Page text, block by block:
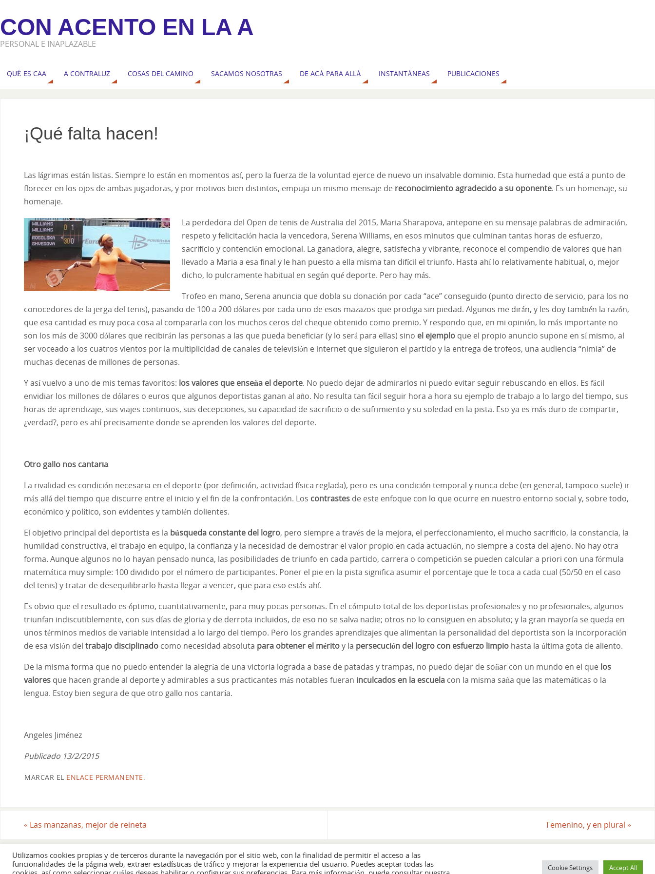
CON ACENTO EN LA A
PERSONAL E INAPLAZABLE
QUÉ ES CAA A CONTRALUZ COSAS DEL CAMINO SACAMOS NOSOTRAS DE ACÁ PARA ALLÁ INSTANTÁNEAS PUBLICACIONES
¡Qué falta hacen!
Las lágrimas están listas. Siempre lo están en momentos así, pero la fuerza de la voluntad ejerce de nuevo un insalvable dominio. Esta humedad que está a punto de
florecer en los ojos de ambas jugadoras, y por motivos bien distintos, empuja un mismo mensaje de reconocimiento agradecido a su oponente. Es un homenaje, su
homenaje.
La perdedora del Open de tenis de Australia del 2015, Maria Sharapova, antepone en su mensaje palabras de admiración,
respeto y felicitación hacia la vencedora, Serena Williams, en esos minutos que culminan tantas horas de esfuerzo,
sacrificio y contención emocional. La ganadora, alegre, satisfecha y vibrante, reconoce el compendio de valores que han
llevado a Maria a esa final y le han puesto a ella misma tan difícil el triunfo. Hasta ahí lo relativamente habitual, o, mejor
dicho, lo pulcramente habitual en según qué deporte. Pero hay más.
Trofeo en mano, Serena anuncia que dobla su donación por cada “ace” conseguido (punto directo de servicio, para los no
conocedores de la jerga del tenis), pasando de 100 a 200 dólares por cada uno de esos mazazos que prodiga sin piedad. Algunos me dirán, y les doy también la razón,
que esa cantidad es muy poca cosa al compararla con los muchos ceros del cheque obtenido como premio. Y respondo que, en mi opinión, lo más importante no
son los más de 3000 dólares que recibirán las personas a las que pueda beneficiar (y lo será para ellas) sino el ejemplo que el propio anuncio supone en sí mismo, al
ser voceado a los cuatros vientos por la multiplicidad de canales de televisión e internet que siguieron el partido y la entrega de trofeos, una audiencia “nimia” de
muchas decenas de millones de personas.
Y así vuelvo a uno de mis temas favoritos: losvalores que enseña el deporte. No puedo dejar de admirarlos ni puedo evitar seguir rebuscando en ellos. Es fácil
envidiar los millones de dólares o euros que algunos deportistas ganan al año. No resulta tan fácil seguir hora a hora su ejemplo de trabajo a lo largo del tiempo, sus
horas de aprendizaje, sus viajes continuos, sus decepciones, su capacidad de sacrificio o de sufrimiento y su soledad en la pista. Eso ya es más duro de compartir,
¿verdad?, pero es ahí precisamente donde se aprenden los valores del deporte.
Otro gallo nos cantaría
La rivalidad es condición necesaria en el deporte (por definición, actividad física reglada), pero es una condición temporal y nunca debe (en general, tampoco suele) ir
más allá del tiempo que discurre entre el inicio y el fin de la confrontación. Los contrastes de este enfoque con lo que ocurre en nuestro entorno social y, sobre todo,
económico y político, son evidentes y también dolientes.
El objetivo principal del deportista es la búsqueda constante del logro, pero siempre a través de la mejora, el perfeccionamiento, el mucho sacrificio, la constancia, la
humildad constructiva, el trabajo en equipo, la confianza y la necesidad de demostrar el valor propio en cada actuación, no siempre a costa del ajeno. No hay otra
forma. Aunque algunos no lo hayan pensado nunca, las posibilidades de triunfo en cada partido, carrera o competición se pueden calcular a priori con una fórmula
matemática muy simple: 100 dividido por el número de participantes. Poner el pie en la pista significa asumir el porcentaje que le toca a cada cual (50/50 en el caso
del tenis) y tratar de desequilibrarlo hasta llegar a vencer, que para eso estás ahí.
Es obvio que el resultado es óptimo, cuantitativamente, para muy pocas personas. En el cómputo total de los deportistas profesionales y no profesionales, algunos
triunfan indiscutiblemente, con sus días de gloria y de derrota incluidos, de eso no se salva nadie; otros no lo consiguen en absoluto; y la gran mayoría se queda en
unos términos medios de variable intensidad a lo largo del tiempo. Pero los grandes aprendizajes que alimentan la personalidad del deportista son la incorporación
de esa visión del trabajo disciplinado como necesidad absoluta para obtener el méritoy la persecución del logro con esfuerzo limpio hasta la última gota de aliento.
De la misma forma que no puedo entender la alegría de una victoria lograda a base de patadas y trampas, no puedo dejar de soñar con un mundo en el que los
valores que hacen grande al deporte y admirables a sus practicantes más notables fueran inculcados en la escuela con la misma saña que las matemáticas o la
lengua. Estoy bien segura de que otro gallo nos cantaría.
Angeles Jiménez
Publicado 13/2/2015
MARCAR EL ENLACE PERMANENTE
« Las manzanas, mejor de reineta Femenino, y en plural »
Esta es una web personal. No se autoriza la copia o utilización de lo publicado en ella sin permiso. contacto@conacentoenlaa.com
Utilizamos cookies propias y de terceros durante la navegación por el sitio web, con la finalidad de permitir el acceso a las
funcionalidades de la página web, extraer estadísticas de tráfico y mejorar la experiencia del usuario. Puedes aceptar todas las
Cookie Settings Accept All